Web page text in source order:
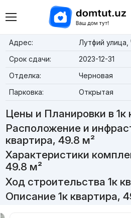
Адрес:
Лутфий улица,
Срок сдачи:
2023-12-31
Отделка:
Черновая
Парковка:
Открытая
Цены и Планировки в 1к
Расположение и
квартира, 49.8 м²
Характеристики
49.8 м²
Ход строительства 1к
Описание 1к квартира,